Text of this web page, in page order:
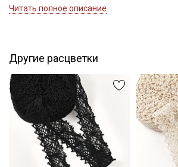
платьев, юбок, рукавов.
Цветопередача может отличаться от
зависимости от настроек вашего
Читать полное описание
Другие расцветки